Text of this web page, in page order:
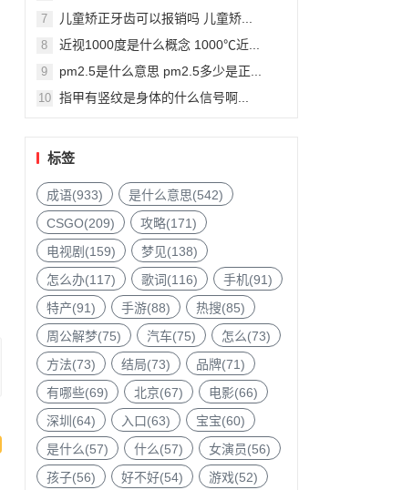
7 儿童矫正牙齿可以报销吗 儿童矫...
8 近视1000度是什么概念 1000℃近...
9 pm2.5是什么意思 pm2.5多少是正...
10 指甲有竖纹是身体的什么信号啊...
标签
成语(933)
是什么意思(542)
CSGO(209)
攻略(171)
电视剧(159)
梦见(138)
怎么办(117)
歌词(116)
手机(91)
特产(91)
手游(88)
热搜(85)
周公解梦(75)
汽车(75)
怎么(73)
方法(73)
结局(73)
品牌(71)
有哪些(69)
北京(67)
电影(66)
深圳(64)
入口(63)
宝宝(60)
是什么(57)
什么(57)
女演员(56)
孩子(56)
好不好(54) 游戏(52)